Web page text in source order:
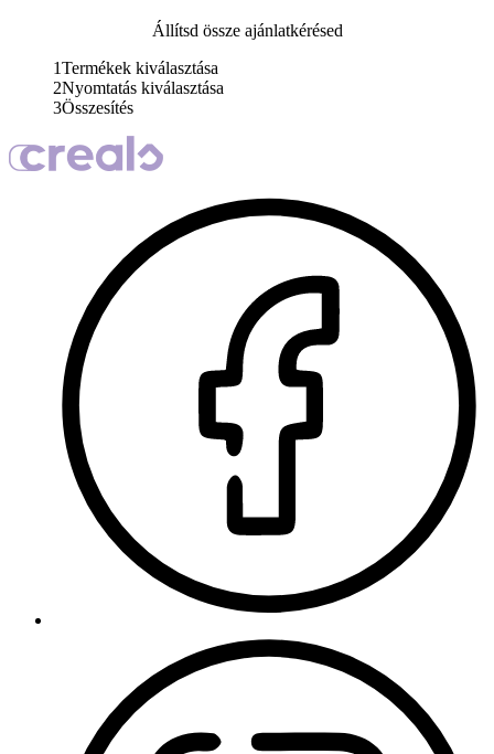
Állítsd össze ajánlatkérésed
1Termékek kiválasztása
2Nyomtatás kiválasztása
3Összesítés